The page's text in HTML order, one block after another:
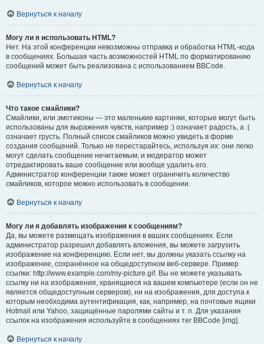
Вернуться к началу
Могу ли я использовать HTML?
Нет. На этой конференции невозможны отправка и обработка HTML-кода
в сообщениях. Большая часть возможностей HTML по форматированию
сообщений может быть реализована с использованием BBCode.
Вернуться к началу
Что такое смайлики?
Смайлики, или эмотиконы — это маленькие картинки, которые могут быть
использованы для выражения чувств, например :) означает радость, а :(
означает грусть. Полный список смайликов можно увидеть в форме
создания сообщений. Только не перестарайтесь, используя их: они легко
могут сделать сообщение нечитаемым, и модератор может
отредактировать ваше сообщение или вообще удалить его.
Администратор конференции также может ограничить количество
смайликов, которое можно использовать в сообщении.
Вернуться к началу
Могу ли я добавлять изображения к сообщениям?
Да, вы можете размещать изображения в ваших сообщениях. Если
администратор разрешил добавлять вложения, вы можете загрузить
изображение на конференцию. Если нет, вы должны указать ссылку на
изображение, сохранённое на общедоступном веб-сервере. Пример
ссылки: http://www.example.com/my-picture.gif. Вы не можете указывать
ссылку ни на изображения, хранящиеся на вашем компьютере (если он не
является общедоступным сервером), ни на изображения, для доступа к
которым необходима аутентификация, как, например, на почтовые ящики
Hotmail или Yahoo, защищённые паролями сайты и т. п. Для указания
ссылок на изображения используйте в сообщениях тег BBCode [img].
Вернуться к началу